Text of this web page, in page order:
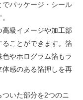
パッケージ・シール
級イメージや加工部
ことができます。箔
やホログラム箔もラ
感のある箔押しを再
いた部分を2つのニ